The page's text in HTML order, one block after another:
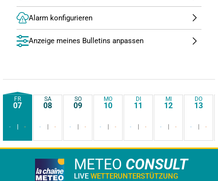
Alarm konfigurieren
Anzeige meines Bulletins anpassen
FR
07
- -
SA
08
- -
SO
09
- -
MO
10
- -
DI
11
- -
MI
12
- -
DO
13
- -
METEO CONSULT
LIVE WETTERUNTERSTÜTZUNG